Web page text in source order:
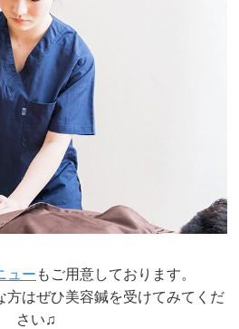
ュー もご用意しております。
方はぜひ美容鍼を受けてみてくだ
さい♫